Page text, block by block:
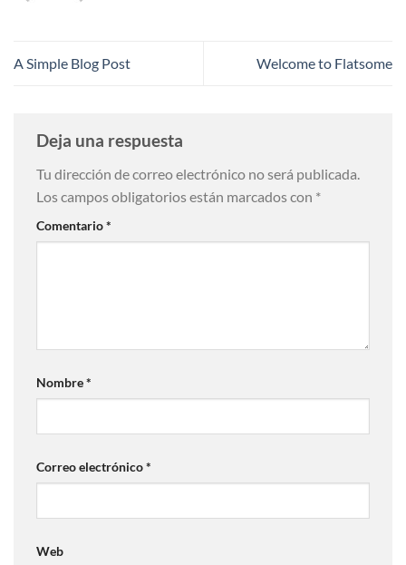
A Simple Blog Post Welcome to Flatsome
Deja una respuesta
Tu dirección de correo electrónico no será publicada.
Los campos obligatorios están marcados con *
Comentario*
Nombre*
Correo electrónico*
Web